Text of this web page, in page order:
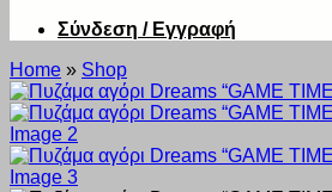
Σύνδεση / Εγγραφή
Home » Shop